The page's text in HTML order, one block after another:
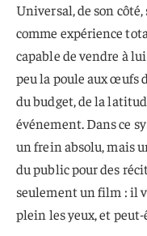
Universal, de son
comme expérience
capable de vendre à
peu la poule aux œufs
du budget, de la
événement. Dans ce
un frein absolu, mais
du public pour des
seulement un film : il
plein les yeux, et